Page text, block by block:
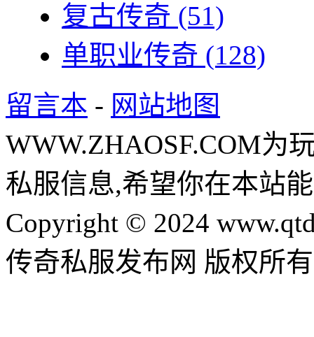
复古传奇 (51)
单职业传奇 (128)
留言本 - 网站地图
WWW.ZHAOSF.COM为
私服信息,希望你在本站
Copyright © 2024
传奇私服发布网 版权所有